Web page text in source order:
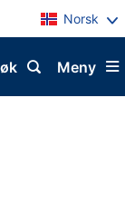
Norsk
Meny